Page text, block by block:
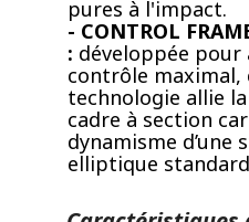
pures à l'impact.
- CONTROL
: développée pour
contrôle maximal,
technologie allie
cadre à section
dynamisme d’une
elliptique